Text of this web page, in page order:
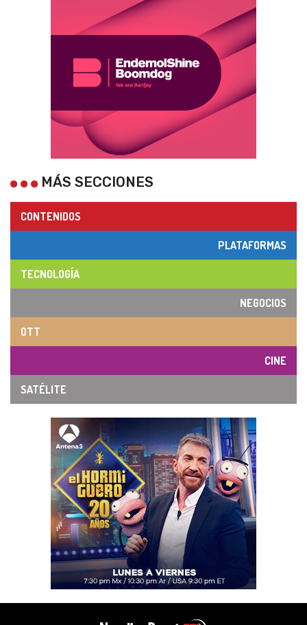
MÁS SECCIONES
CONTENIDOS
PLATAFORMAS
TECNOLOGÍA
NEGOCIOS
OTT
CINE
SATÉLITE